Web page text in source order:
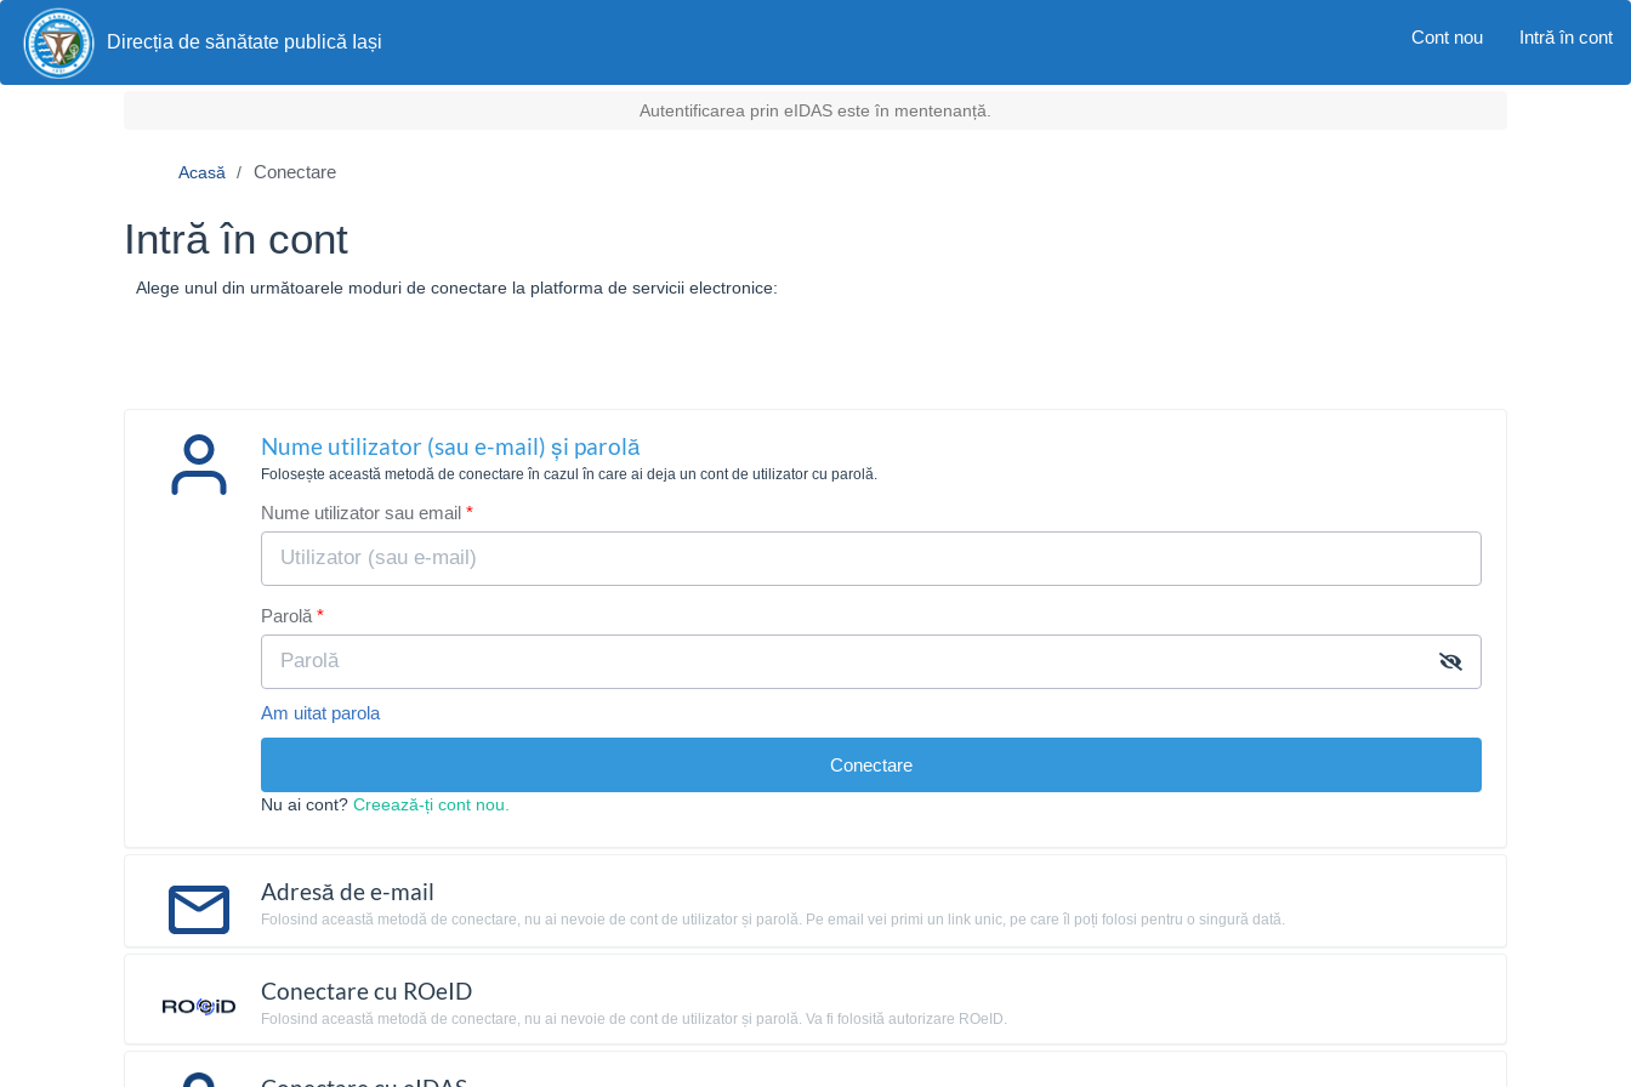
Direcția de sănătate publică Iași Cont nou Intră în cont
Autentificarea prin eIDAS este în mentenanță.
Acasă Conectare
Intră în cont
Alege unul din următoarele moduri de conectare la platforma de servicii electronice:
Nume utilizator (sau e-mail) și parolă
Folosește această metodă de conectare în cazul în care ai deja un cont de utilizator cu parolă.
Nume utilizator sau email
Parolă
Am uitat parola
Conectare
Nu ai cont?Creează-ți cont nou.
Adresă de e-mail
Folosind această metodă de conectare, nu ai nevoie de cont de utilizator și parolă. Pe email vei primi un link unic, pe care îl poți folosi pentru o singură dată.
Conectare cu ROeID
Folosind această metodă de conectare, nu ai nevoie de cont de utilizator și parolă. Va fi folosită autorizare ROeID.